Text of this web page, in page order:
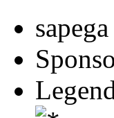
sapega